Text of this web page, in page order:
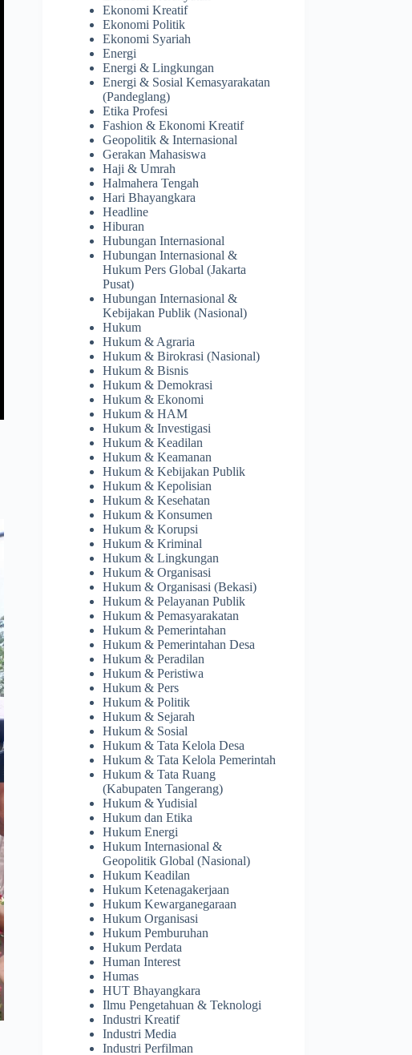
Ekonomi Kreatif
Ekonomi Politik
Ekonomi Syariah
Energi
Energi & Lingkungan
Energi & Sosial Kemasyarakatan
(Pandeglang)
Etika Profesi
Fashion & Ekonomi Kreatif
Geopolitik & Internasional
Gerakan Mahasiswa
Haji & Umrah
Halmahera Tengah
Hari Bhayangkara
Headline
Hiburan
Hubungan Internasional
Hubungan Internasional &
Hukum Pers Global (Jakarta
Pusat)
Hubungan Internasional &
Kebijakan Publik (Nasional)
Hukum
Hukum & Agraria
Hukum & Birokrasi (Nasional)
Hukum & Bisnis
Hukum & Demokrasi
Hukum & Ekonomi
Hukum & HAM
Hukum & Investigasi
Hukum & Keadilan
Hukum & Keamanan
Hukum & Kebijakan Publik
Hukum & Kepolisian
Hukum & Kesehatan
Hukum & Konsumen
Hukum & Korupsi
Hukum & Kriminal
Hukum & Lingkungan
Hukum & Organisasi
Hukum & Organisasi (Bekasi)
Hukum & Pelayanan Publik
Hukum & Pemasyarakatan
Hukum & Pemerintahan
Hukum & Pemerintahan Desa
Hukum & Peradilan
Hukum & Peristiwa
Hukum & Pers
Hukum & Politik
Hukum & Sejarah
Hukum & Sosial
Hukum & Tata Kelola Desa
Hukum & Tata Kelola Pemerintah
Hukum & Tata Ruang
(Kabupaten Tangerang)
Hukum & Yudisial
Hukum dan Etika
Hukum Energi
Hukum Internasional &
Geopolitik Global (Nasional)
Hukum Keadilan
Hukum Ketenagakerjaan
Hukum Kewarganegaraan
Hukum Organisasi
Hukum Pemburuhan
Hukum Perdata
Human Interest
Humas
HUT Bhayangkara
Ilmu Pengetahuan & Teknologi
Industri Kreatif
Industri Media
Industri Perfilman